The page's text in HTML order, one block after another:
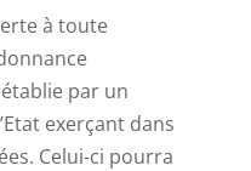
à toute
par un
exerçant dans
Celui-ci pourra